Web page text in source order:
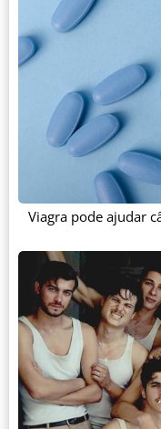
Viagra pode ajudar